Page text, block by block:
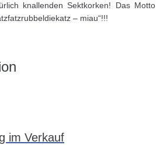
knallenden Sektkorken! Das Motto
– miau“!!!
im Verkauf